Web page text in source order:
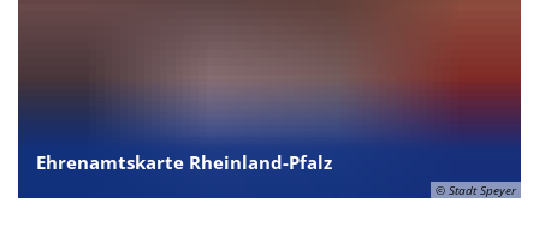
© Stadt Speyer
Ehrenamtskarte Rheinland-Pfalz